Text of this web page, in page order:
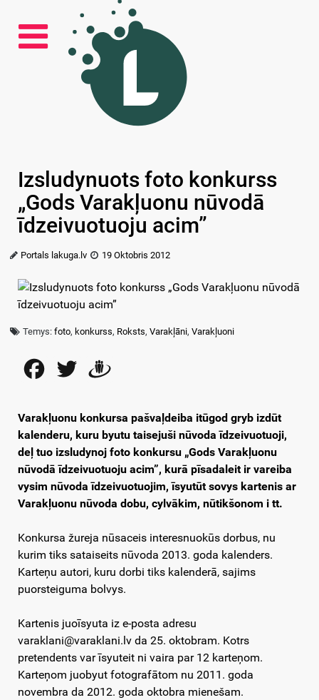
Izsludynuots foto konkurss
„Gods Varakļuonu nūvodā
īdzeivuotuoju acim”
Portals lakuga.lv 19 Oktobris 2012
Temys:foto, konkurss, Roksts,Varakļāni,Varakļuoni
FacebookTwitter
Varakļuonu konkursa pašvaļdeiba itūgod gryb izdūt
kalenderu, kuru byutu taisejuši nūvoda īdzeivuotuoji,
deļ tuo izsludynoj foto konkursu „Gods Varakļuonu
nūvodā īdzeivuotuoju acim”, kurā pīsadaleit ir vareiba
vysim nūvoda īdzeivuotuojim, īsyutūt sovys kartenis ar
Varakļuonu nūvoda dobu, cylvākim, nūtikšonom i tt.
Konkursa žureja nūsaceis interesnuokūs dorbus, nu
kurim tiks sataiseits nūvoda 2013. goda kalenders.
Karteņu autori, kuru dorbi tiks kalenderā, sajims
puorsteiguma bolvys.
Kartenis juoīsyuta iz e-posta adresu
varaklani@varaklani.lv da 25. oktobram. Kotrs
pretendents var īsyuteit ni vaira par 12 karteņom.
Karteņom juobyut fotografātom nu 2011. goda
novembra da 2012. goda oktobra mienešam.